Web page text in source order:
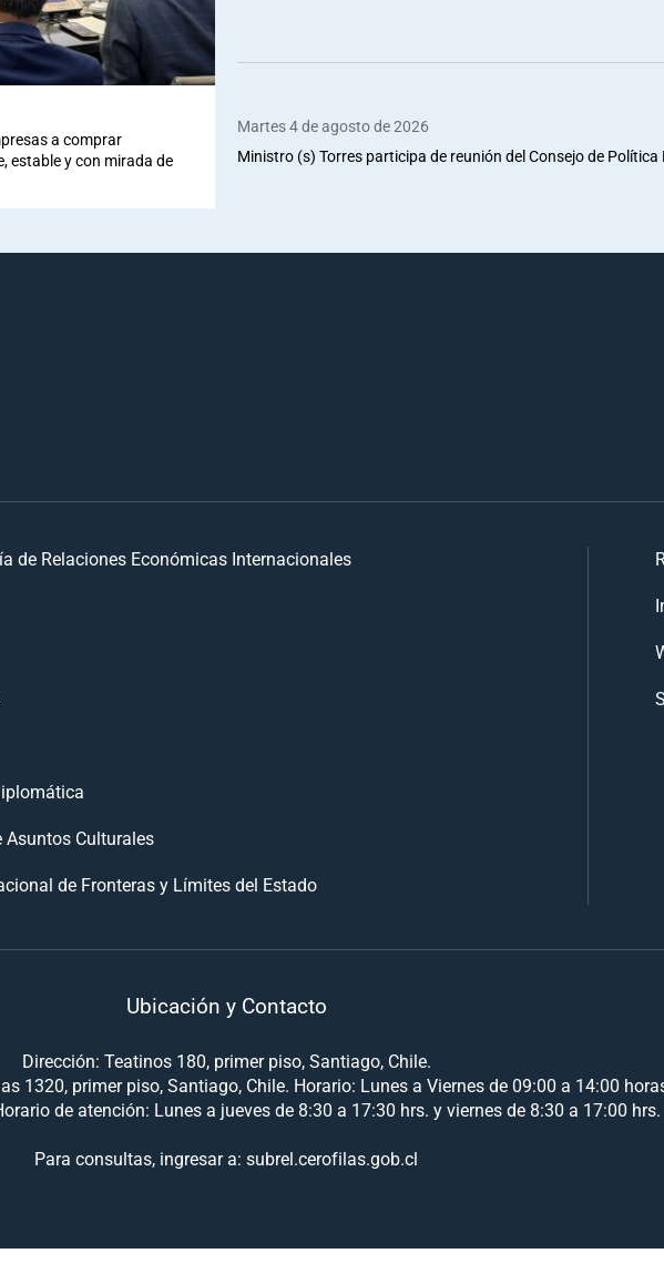
a comprar
estable y con mirada de
Martes 4 de agosto de 2026
Ministro (s) Torres participa de reunión del Consejo de Política
de Relaciones Económicas Internacionales
Asuntos Culturales
de Fronteras y Límites del Estado
Ubicación y Contacto
Dirección: Teatinos 180, primer piso, Santiago, Chile.
1320, primer piso, Santiago, Chile. Horario: Lunes a Viernes de 09:00 a 14:00
de atención: Lunes a jueves de 8:30 a 17:30 hrs. y viernes de 8:30 a 17:00 hrs.
Para consultas, ingresar a: subrel.cerofilas.gob.cl